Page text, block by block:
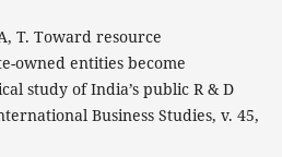
T. Toward resource
owned entities become
study of India’s public R & D
Business Studies, v. 45,